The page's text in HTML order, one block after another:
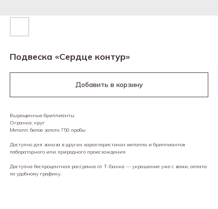
Подвеска «Сердце контур»
Добавить в корзину
Выращенные бриллианты
Огранка: круг
Металл: белое золото 750 пробы
Доступно для заказа в других характеристиках металла и бриллиантов
лабораторного или природного происхождения
Доступна беспроцентная рассрочка от Т-Банка — украшение уже с вами, оплата
по удобному графику.